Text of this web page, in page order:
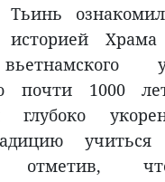
ознакомил
Храма
почти 1000
глубоко
отметив,